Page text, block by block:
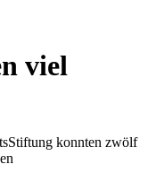
viel
konnten zwölf